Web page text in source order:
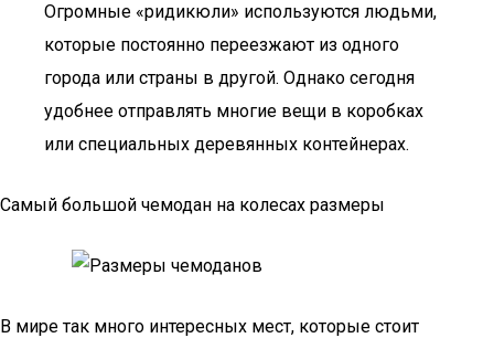
Огромные «ридикюли» используются людьми,
которые постоянно переезжают из одного
города или страны в другой. Однако сегодня
удобнее отправлять многие вещи в коробках
или специальных деревянных контейнерах.
Самый большой чемодан на колесах размеры
В мире так много интересных мест, которые стоит